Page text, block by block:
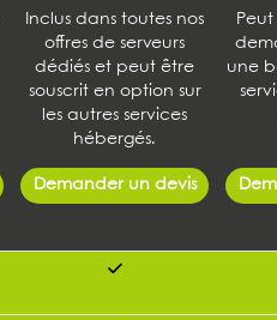
Inclus dans toutes nos
offres de serveurs
dédiés et peut être
souscrit en option sur
les autres services
hébergés.
une
Demander un devis